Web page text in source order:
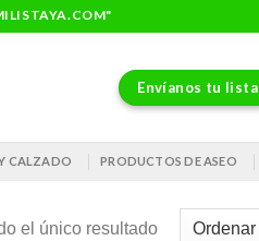
Envíanos tu lista
CALZADO PRODUCTOS DE ASEO
el único resultado